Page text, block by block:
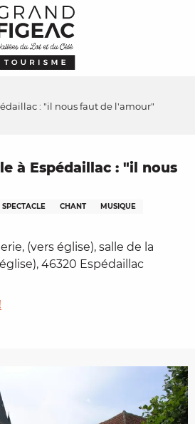
: "il nous faut de l'amour"
à Espédaillac : "il nous
SPECTACLE CHANT
MUSIQUE
(vers église), salle de la
46320 Espédaillac
favoris